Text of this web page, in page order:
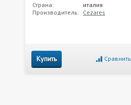
Страна:
италия
Производитель: Cezares
Купить Сравнить